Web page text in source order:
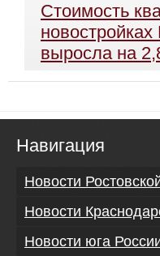
Стоимость
выросла на
Навигация
Новости
Новости
Новости юга